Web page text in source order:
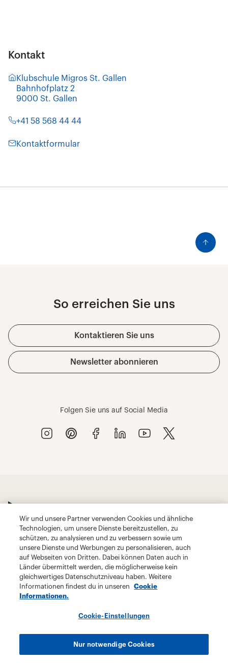
Wir und unsere Partner verwenden Cookies und ähnliche
Technologien, um unsere Dienste bereitzustellen, zu
schützen, zu analysieren und zu verbessern sowie um
unsere Dienste und Werbungen zu personalisieren, auch
auf Webseiten von Dritten. Dabei können Daten auch in
Länder übermittelt werden, die möglicherweise kein
gleichwertiges Datenschutzniveau haben. Weitere
Informationen findest du in unseren
Cookie
Informationen.
Cookie-Einstellungen
Nur notwendige Cookies